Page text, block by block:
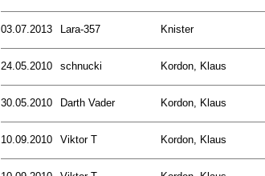
03.07.2013 Lara-357 Knister
24.05.2010 schnucki Kordon, Klaus
30.05.2010 Darth Vader Kordon, Klaus
10.09.2010 Viktor T Kordon, Klaus